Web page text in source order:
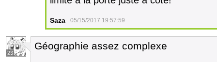
Saza 05/15/2017 19:57:59
23
Géographie assez complexe